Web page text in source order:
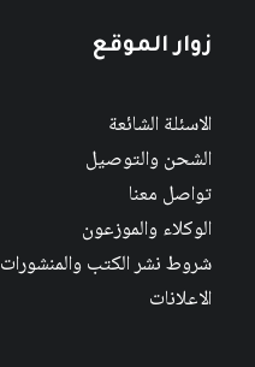
زوار الموقع
الاسئلة الشائعة
الشحن والتوصيل
تواصل معنا
الوكلاء والموزعون
شروط نشر الكتب والمنشورات
الاعلانات